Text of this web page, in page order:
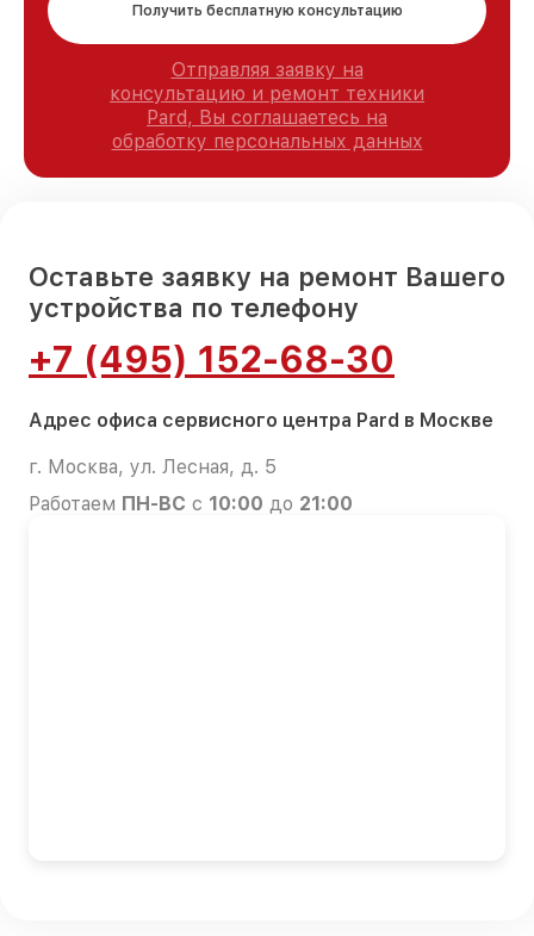
Получить бесплатную консультацию
Отправляя заявку на
консультацию и ремонт техники
Pard, Вы соглашаетесь на
обработку персональных данных
Оставьте заявку на ремонт Вашего
устройства по телефону
+7 (495) 152-68-30
Адрес офиса сервисного центра Pard в Москве
г. Москва, ул. Лесная, д. 5
Работаем ПН-ВС с 10:00 до 21:00